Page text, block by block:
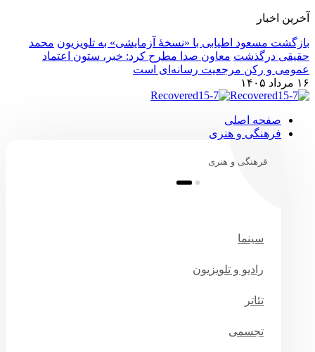
آخرین اخبار
بازگشت مسعود اطیابی با «نسخهٔ آزمایشی» به تلویزیون محمد
حقیقی درگذشت معاون صدا مطرح کرد: خبر، ستون اعتماد
عمومی و رکن مرجعیت رسانه‌ای است
۱۶ مرداد ۱۴۰۵
صفحه اصلی
فرهنگی و هنری
فرهنگی و هنری
سینما
رادیو و تلویزیون
تئاتر
تجسمی